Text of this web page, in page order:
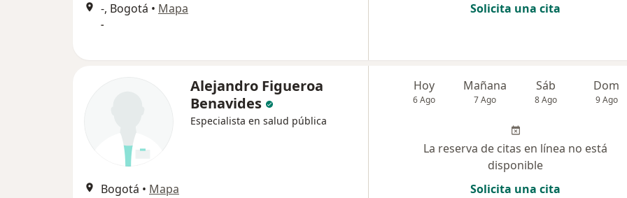
-, Bogotá • Mapa
-
Solicita una cita
Alejandro Figueroa
Benavides
Especialista en salud pública
Bogotá • Mapa
Hoy
6 Ago
Mañana
7 Ago
Sáb
8 Ago
Dom
9 Ago
La reserva de citas en línea no está
disponible
Solicita una cita